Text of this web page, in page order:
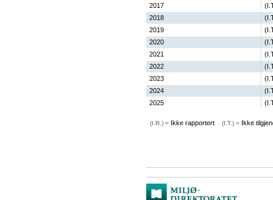
2017
2018
2019
2020
2021
2022
2023
2024
2025
(I.R.) = Ikke rapportert (I.T.) = Ikke